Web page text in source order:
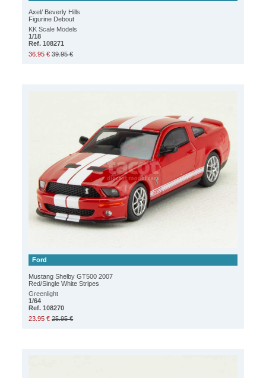
Axel/ Beverly Hills
Figurine Debout
KK Scale Models
1/18
Ref. 108271
36.95 € 39.95 €
Ford
Mustang Shelby GT500 2007
Red/Single White Stripes
Greenlight
1/64
Ref. 108270
23.95 € 25.95 €